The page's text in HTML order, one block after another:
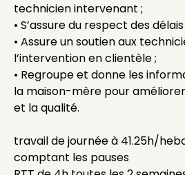
technicien intervenant ;
• S’assure du respect des
• Assure un soutien aux
l’intervention en clientèle ;
• Regroupe et donne les
la maison-mère pour
et la qualité.
travail de journée à 41.25h/
comptant les pauses